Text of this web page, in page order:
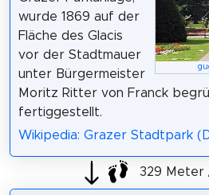
wurde 1869 auf der
Fläche des Glacis
vor der Stadtmauer
unter Bürgermeister
Moritz Ritter von Franck
fertiggestellt.
Wikipedia: Grazer Stadtpark
329 Meter